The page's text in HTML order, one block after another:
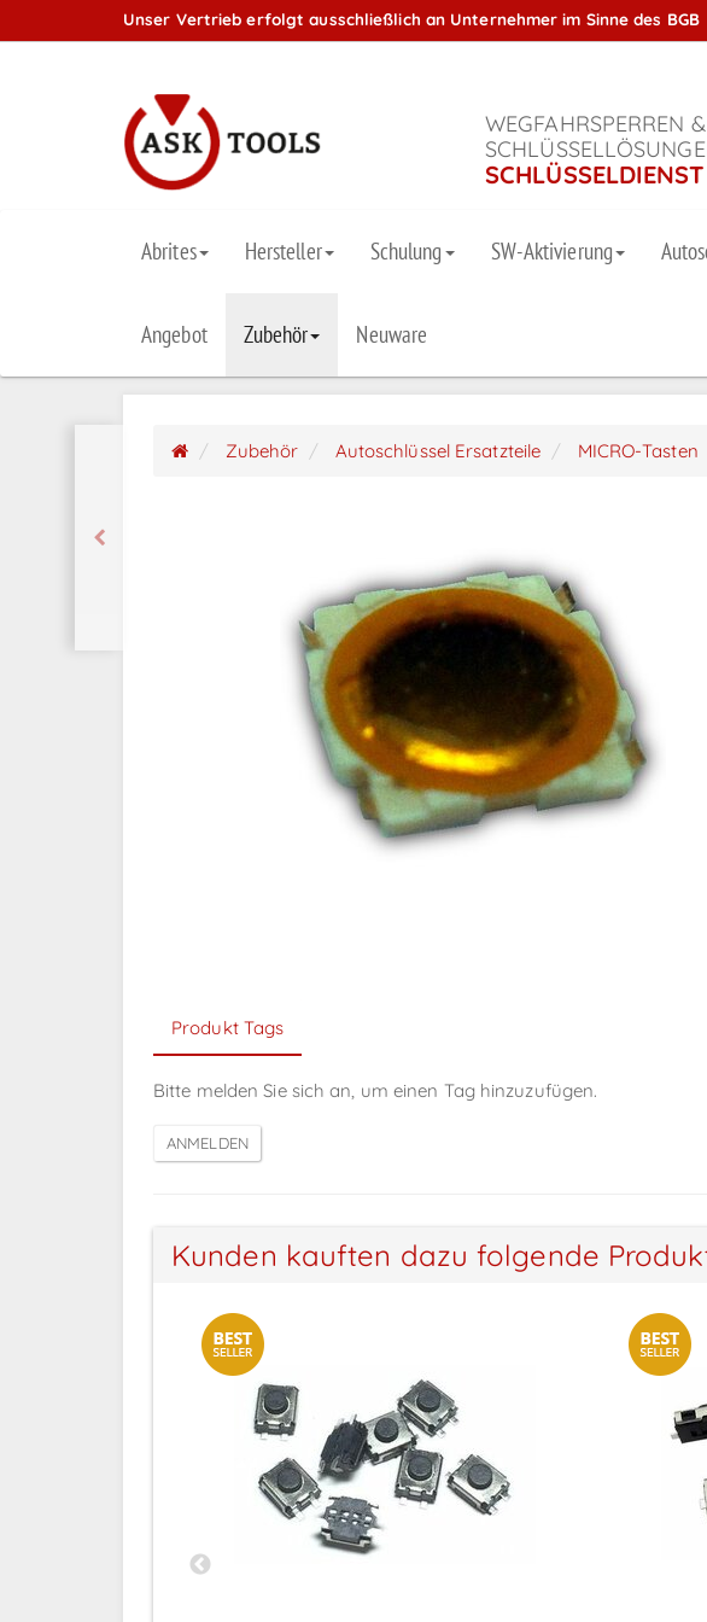
Unser Vertrieb erfolgt ausschließlich an Unternehmer im Sinne des BGB
WEGFAHRSPERREN &
Abrites Hersteller Schulung SW-Aktivierung
Angebot Zubehör Neuware
Zubehör Autoschlüssel Ersatzteile MICRO-Tasten
Produkt Tags
Bitte melden Sie sich an, um einen Tag hinzuzufügen.
Kunden kauften dazu folgende